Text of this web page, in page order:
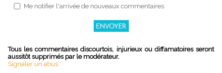
Me notifier l'arrivée de nouveaux commentaires
Tous les commentaires discourtois, injurieux ou diffamatoires seront
aussitôt supprimés par le modérateur.
Signaler un abus